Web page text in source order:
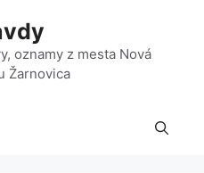
oznamy z mesta Nová
Žarnovica